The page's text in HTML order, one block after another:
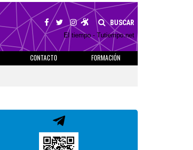
BUSCAR
El tiempo - Tutiempo.net
CONTACTO
FORMACIÓN